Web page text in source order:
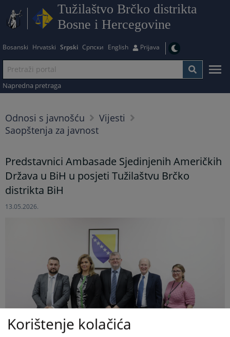
Tužilaštvo Brčko distrikta
Bosne i Hercegovine
Bosanski Hrvatski Srpski Српски English Prijava
Napredna pretraga
Odnosi s javnošću
Vijesti
Saopštenja za javnost
Predstavnici Ambasade Sjedinjenih Američkih
Država u BiH u posjeti Tužilaštvu Brčko
distrikta BiH
13.05.2026.
Korištenje kolačića